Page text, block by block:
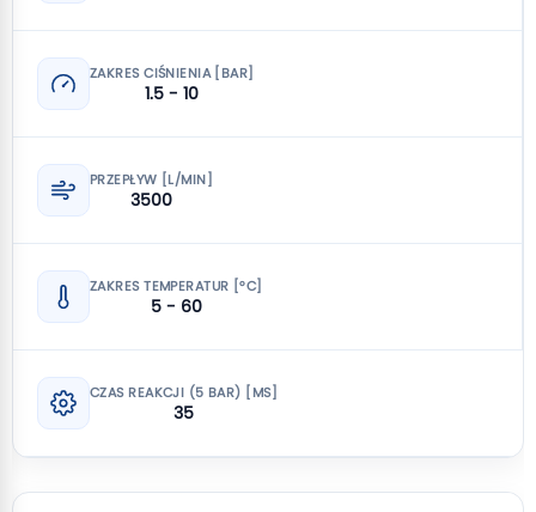
ZAKRES CIŚNIENIA [BAR]
1.5 - 10
PRZEPŁYW [L/MIN]
3500
ZAKRES TEMPERATUR [°C]
5 - 60
CZAS REAKCJI (5 BAR) [MS]
35